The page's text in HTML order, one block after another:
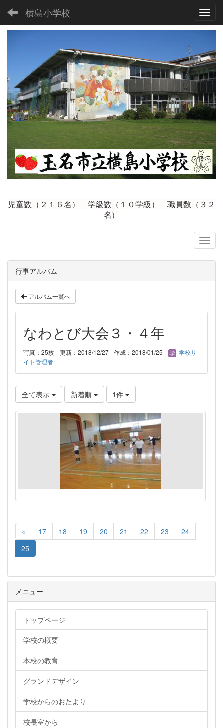
横島小学校
児童数（２１６名） 学級数（１０学級） 職員数（３２
名）
行事アルバム
アルバム一覧へ
なわとび大会３・４年
写真：25枚 更新：2018/12/27 作成：2018/01/25
学校サ
イト管理者
全て表示 新着順 1件
« 17 18 19 20 21 22 23
24
25
メニュー
トップページ
学校の概要
本校の教育
グランドデザイン
学校からのおたより
校長室から